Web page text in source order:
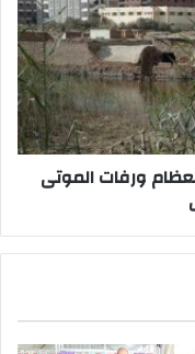
ورفات الموتى